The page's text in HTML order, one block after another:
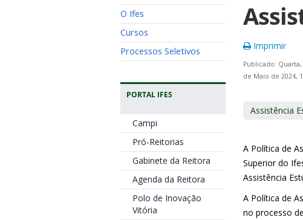
O Ifes
Cursos
Processos Seletivos
PORTAL IFES
Campi
Pró-Reitorias
Gabinete da Reitora
Agenda da Reitora
Polo de Inovação
Vitória
Imprimir
Publicado:
de Maio de 2024,
Assistência
A Política de
Superior do
Assistência
A Política de
no processo